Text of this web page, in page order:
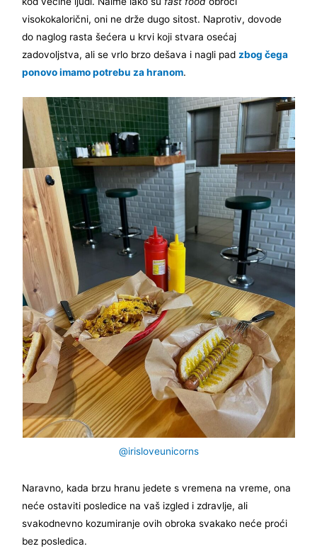
visokokalorični, oni ne drže dugo sitost. Naprotiv, dovode
do naglog rasta šećera u krvi koji stvara osećaj
zadovoljstva, ali se vrlo brzo dešava i nagli pad zbog čega
ponovo imamo potrebu za hranom.
@irisloveunicorns
Naravno, kada brzu hranu jedete s vremena na vreme, ona
neće ostaviti posledice na vaš izgled i zdravlje, ali
svakodnevno kozumiranje ovih obroka svakako neće proći
bez posledica.